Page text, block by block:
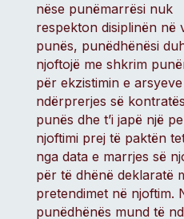
nëse punëmarrësi nuk
respekton disiplinën në
punës, punëdhënësi
njoftojë me shkrim
për ekzistimin e
ndërprerjes së
punës dhe t’i japë një
njoftimi prej të paktën
nga data e marrjes së
për të dhënë deklaratë
pretendimet në njoftim.
punëdhënës mund të